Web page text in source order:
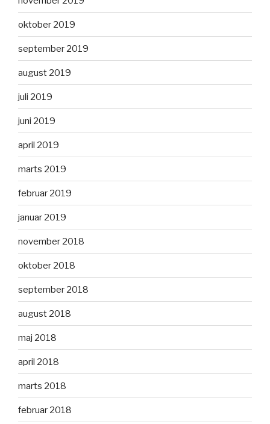
oktober 2019
september 2019
august 2019
juli 2019
juni 2019
april 2019
marts 2019
februar 2019
januar 2019
november 2018
oktober 2018
september 2018
august 2018
maj 2018
april 2018
marts 2018
februar 2018